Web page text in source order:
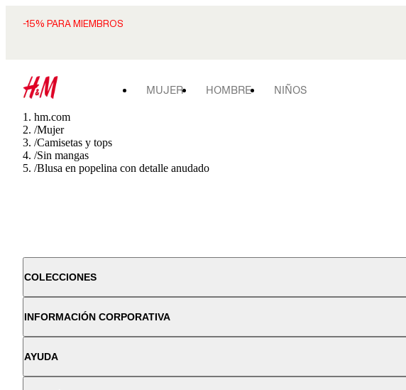
-15% PARA MIEMBROS
MUJER HOMBRE NIÑOS
hm.com
/Mujer
/Camisetas y tops
/Sin mangas
/Blusa en popelina con detalle anudado
COLECCIONES
INFORMACIÓN CORPORATIVA
AYUDA